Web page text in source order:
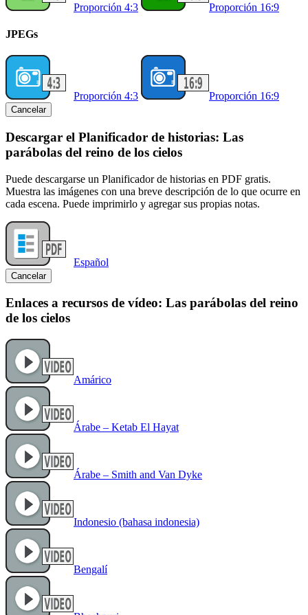
Proporción 4:3 Proporción 16:9
JPEGs
Proporción 4:3 Proporción 16:9
Cancelar
Descargar el Planificador de historias: Las
parábolas del reino de los cielos
Puede descargarse un Planificador de historias en PDF gratis.
Muestra las imágenes con una breve descripción de lo que ocurre en
cada escena. Puede imprimirlo y agregar sus propias notas.
Español
Cancelar
Enlaces a recursos de vídeo: Las parábolas del reino
de los cielos
Amárico
Árabe – Ketab El Hayat
Árabe – Smith and Van Dyke
Indonesio (bahasa indonesia)
Bengalí